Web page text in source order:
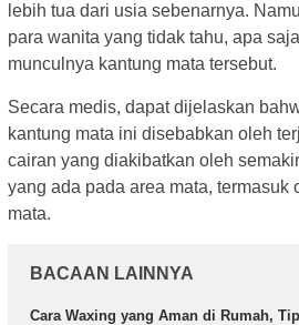
lebih tua dari usia sebenarnya.
para wanita yang tidak tahu, apa
munculnya kantung mata tersebut.
Secara medis, dapat dijelaskan
kantung mata ini disebabkan oleh
cairan yang diakibatkan oleh
yang ada pada area mata,
mata.
BACAAN LAINNYA
Cara Waxing yang Aman di Rumah,